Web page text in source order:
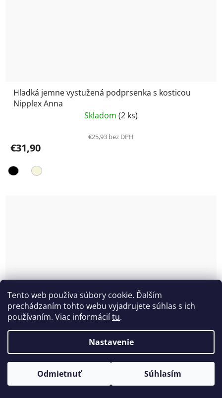
Tento web používa súbory cookie. Ďalším
prechádzaním tohto webu vyjadrujete súhlas s ich
používaním. Viac informáciítu.
Nastavenie
Odmietnuť Súhlasím
Hladká jemne vystužená podprsenka s kosticou
Nipplex Anna
Skladom (2 ks)
€25,93 bez DPH
€31,90